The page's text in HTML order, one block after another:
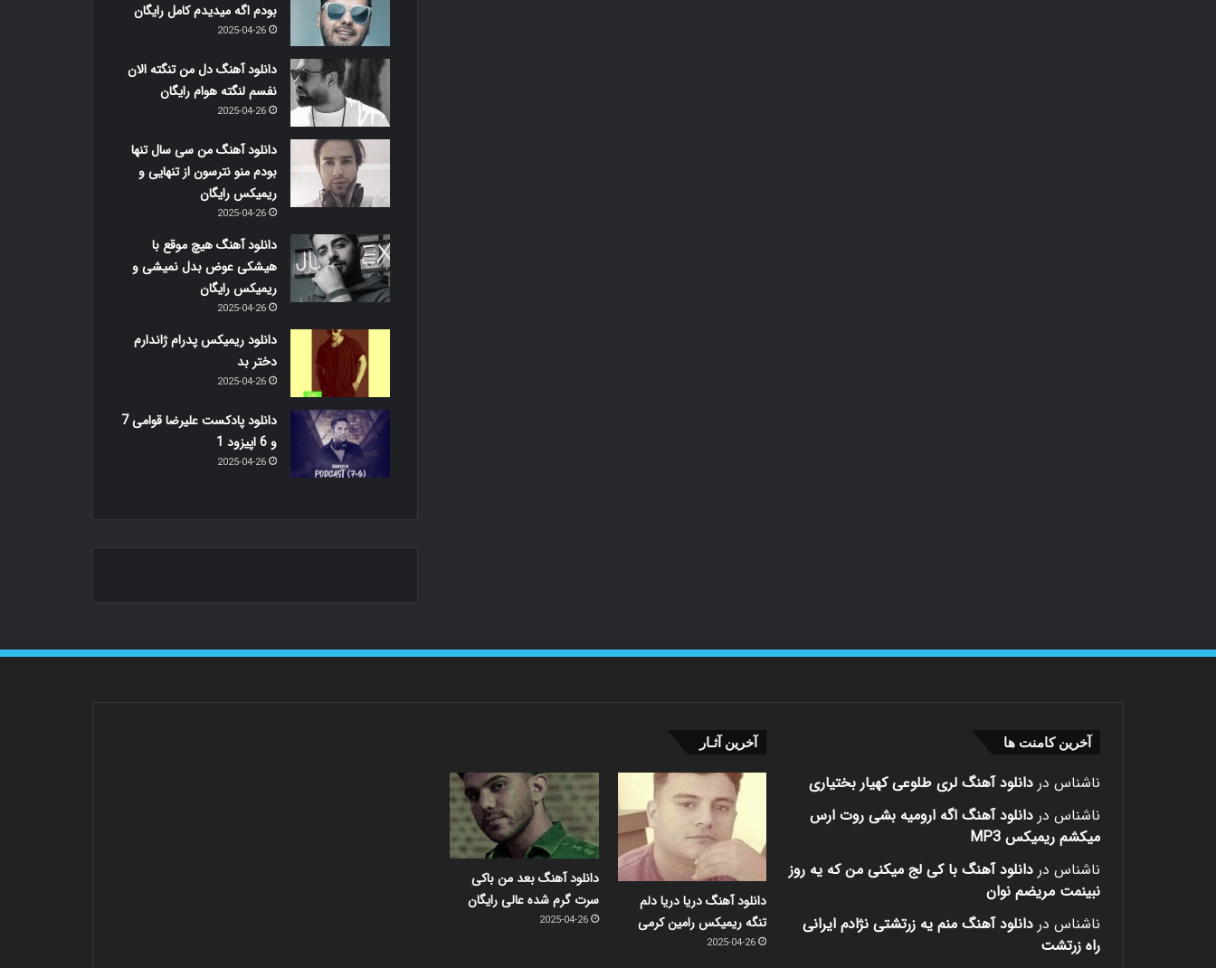
بودم اگه میدیدم کامل رایگان
2025-04-26
دانلود آهنگ دل من تنگته الان
نفسم لنگته هوام رایگان
2025-04-26
دانلود آهنگ من سی سال تنها
بودم منو نترسون از تنهایی و
ریمیکس رایگان
2025-04-26
دانلود آهنگ هیچ موقع با
هیشکی عوض بدل نمیشی و
ریمیکس رایگان
2025-04-26
دانلود ریمیکس پدرام ژاندارم
دختر بد
2025-04-26
دانلود پادکست علیرضا قوامی 7
و 6 اپیزود 1
2025-04-26
آخرین کامنت ها
ناشناس در دانلود آهنگ لری طلوعی کهیار بختیاری
ناشناس در دانلود آهنگ اگه ارومیه بشی روت ارس
میکشم ریمیکس MP3
ناشناس در دانلود آهنگ با کی لج میکنی من که یه روز
نبینمت مریضم نوان
ناشناس در دانلود آهنگ منم یه زرتشتی نژادم ایرانی
راه زرتشت
آخرین آثـار
دانلود آهنگ دریا دریا دلم
تنگه ریمیکس رامین کرمی
2025-04-26
دانلود آهنگ بعد من باکی
سرت گرم شده عالی رایگان
2025-04-26